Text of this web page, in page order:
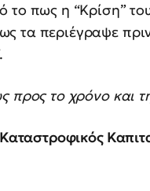
πως η “Κρίση”
τα περιέγραψε
προς το χρόνο και